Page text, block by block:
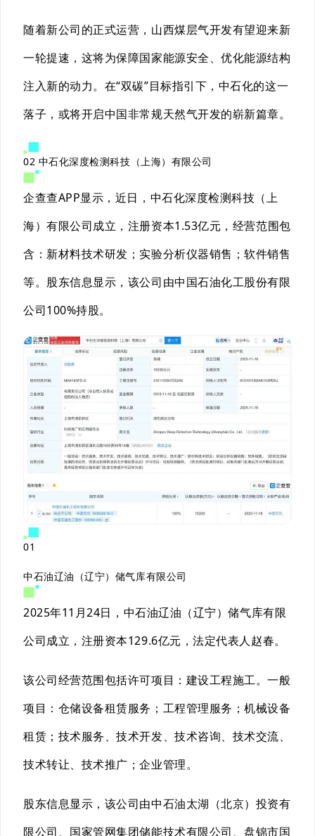
随着新公司的正式运营，山西煤层气开发有望迎来新
一轮提速，这将为保障国家能源安全、优化能源结构
注入新的动力。在“双碳”目标指引下，中石化的这一
落子，或将开启中国非常规天然气开发的崭新篇章。
02 中石化深度检测科技（上海）有限公司
企查查APP显示，近日，中石化深度检测科技（上
海）有限公司成立，注册资本1.53亿元，经营范围包
含： 新材料技术研发；实验分析仪器销售；软件销售
等。 股东信息显示，该公司由中国石油化工股份有限
公司100%持股。
01
中石油辽油（辽宁）储气库有限公司
2025年11月24日，中石油辽油（辽宁）储气库有限
公司成立，注册资本129.6亿元，法定代表人赵春。
该公司经营范围包括许可项目：建设工程施工。一般
项目：仓储设备租赁服务；工程管理服务；机械设备
租赁；技术服务、技术开发、技术咨询、技术交流、
技术转让、技术推广；企业管理。
股东信息显示，该公司由中石油太湖（北京）投资有
限公司、国家管网集团储能技术有限公司、盘锦市国